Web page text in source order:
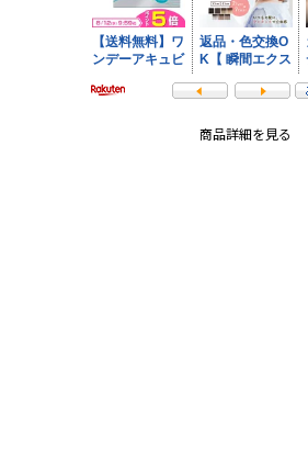
商品詳細を見る